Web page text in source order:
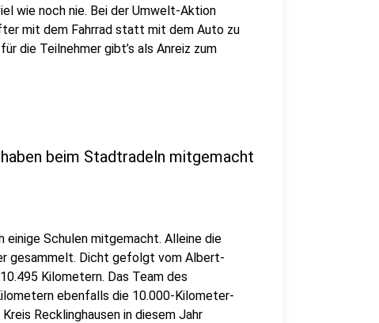
wie noch nie. Bei der Umwelt-Aktion
mit dem Fahrrad statt mit dem Auto zu
die Teilnehmer gibt’s als Anreiz zum
beim Stadtradeln mitgemacht
einige Schulen mitgemacht. Alleine die
gesammelt. Dicht gefolgt vom Albert-
Kilometern. Das Team des
ebenfalls die 10.000-Kilometer-
Recklinghausen in diesem Jahr